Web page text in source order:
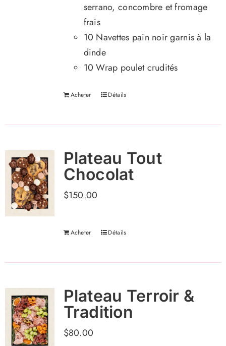
serrano, concombre et fromage
frais
10 Navettes pain noir garnis à la
dinde
10 Wrap poulet crudités
Acheter Détails
Plateau Tout
Chocolat
$150.00
Acheter Détails
Plateau Terroir &
Tradition
$80.00